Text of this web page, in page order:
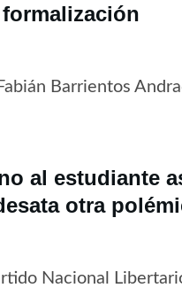
Barrientos
al estudiante
otra
Nacional